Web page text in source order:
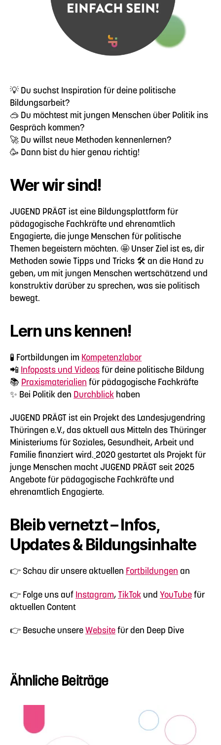
💡 Du suchst Inspiration für deine politische
Bildungsarbeit?
🥽 Du möchtest mit jungen Menschen über Politik ins
Gespräch kommen?
🚀 Du willst neue Methoden kennenlernen?
🥳 Dann bist du hier genau richtig!
Wer wir sind!
JUGEND PRÄGT ist eine Bildungsplattform für
pädagogische Fachkräfte und ehrenamtlich
Engagierte, die junge Menschen für politische
Themen begeistern möchten. 🤩 Unser Ziel ist es, dir
Methoden sowie Tipps und Tricks 🛠️ an die Hand zu
geben, um mit jungen Menschen wertschätzend und
konstruktiv darüber zu sprechen, was sie politisch
bewegt.
Lern uns kennen!
🧪 Fortbildungen im Kompetenzlabor
📲 Infoposts und Videosfür deine politische Bildung
📚 Praxismaterialien für pädagogische Fachkräfte
✨ Bei Politik den Durchblick haben
JUGEND PRÄGT ist ein Projekt des Landesjugendring
Thüringen e.V., das aktuell aus Mitteln des Thüringer
Ministeriums für Soziales, Gesundheit, Arbeit und
Familie finanziert wird. 2020 gestartet als Projekt für
junge Menschen macht JUGEND PRÄGT seit 2025
Angebote für pädagogische Fachkräfte und
ehrenamtlich Engagierte.
Bleib vernetzt – Infos,
Updates & Bildungsinhalte
👉 Schau dir unsere aktuellen Fortbildungen an
👉 Folge uns auf Instagram,TikTok und YouTubefür
aktuellen Content
👉 Besuche unsereWebsitefür den Deep Dive
Ähnliche Beiträge